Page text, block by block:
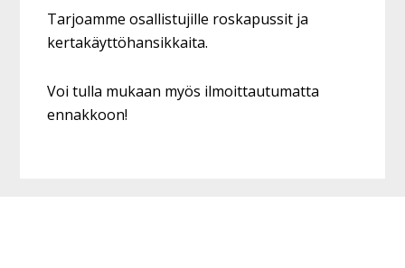
Tarjoamme osallistujille roskapussit ja
kertakäyttöhansikkaita.
Voi tulla mukaan myös ilmoittautumatta
ennakkoon!